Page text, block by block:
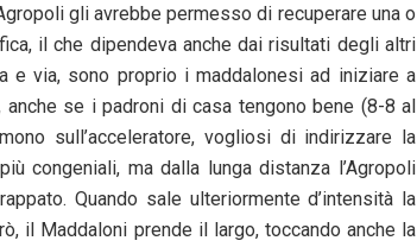
gli avrebbe permesso di recuperare una o
il che dipendeva anche dai risultati degli altri
e via, sono proprio i maddalonesi ad iniziare a
anche se i padroni di casa tengono bene (8-8 al
sull’acceleratore, vogliosi di indirizzare la
congeniali, ma dalla lunga distanza l’Agropoli
Quando sale ulteriormente d’intensità la
il Maddaloni prende il largo, toccando anche la